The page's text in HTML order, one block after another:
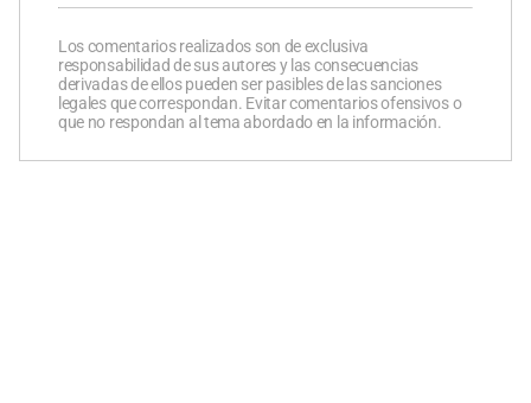
Los comentarios realizados son de exclusiva
responsabilidad de sus autores y las consecuencias
derivadas de ellos pueden ser pasibles de las sanciones
legales que correspondan. Evitar comentarios ofensivos o
que no respondan al tema abordado en la información.